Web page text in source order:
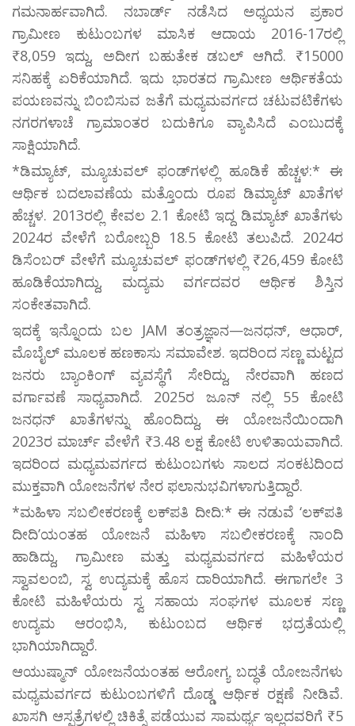
ಗಮನಾರ್ಹವಾಗಿದೆ. ನಬಾರ್ಡ್ ನಡೆಸಿದ ಅಧ್ಯಯನ ಪ್ರಕಾರ
ಗ್ರಾಮೀಣ ಕುಟುಂಬಗಳ ಮಾಸಿಕ ಆದಾಯ 2016-17ರಲ್ಲಿ
₹8,059 ಇದ್ದು, ಅದೀಗ ಬಹುತೇಕ ಡಬಲ್‌ ಆಗಿದೆ. ₹15000
ಸನಿಹಕ್ಕೆ ಏರಿಕೆಯಾಗಿದೆ. ಇದು ಭಾರತದ ಗ್ರಾಮೀಣ ಆರ್ಥಿಕತೆಯ
ಪಯಣವನ್ನು ಬಿಂಬಿಸುವ ಜತೆಗೆ ಮಧ್ಯಮವರ್ಗದ ಚಟುವಟಿಕೆಗಳು
ನಗರಗಳಾಚೆ ಗ್ರಾಮಾಂತರ ಬದುಕಿಗೂ ವ್ಯಾಪಿಸಿದೆ ಎಂಬುದಕ್ಕೆ
ಸಾಕ್ಷಿಯಾಗಿದೆ.
*ಡಿಮ್ಯಾಟ್, ಮ್ಯೂಚುವಲ್ ಫಂಡ್‌ಗಳಲ್ಲಿ ಹೂಡಿಕೆ ಹೆಚ್ಚಳ:* ಈ
ಆರ್ಥಿಕ ಬದಲಾವಣೆಯ ಮತ್ತೊಂದು ರೂಪ ಡಿಮ್ಯಾಟ್ ಖಾತೆಗಳ
ಹೆಚ್ಚಳ. 2013ರಲ್ಲಿ ಕೇವಲ 2.1 ಕೋಟಿ ಇದ್ದ ಡಿಮ್ಯಾಟ್ ಖಾತೆಗಳು
2024ರ ವೇಳೆಗೆ ಬರೋಬ್ಬರಿ 18.5 ಕೋಟಿ ತಲುಪಿದೆ. 2024ರ
ಡಿಸೆಂಬರ್ ವೇಳೆಗೆ ಮ್ಯೂಚುವಲ್ ಫಂಡ್‌ಗಳಲ್ಲಿ ₹26,459 ಕೋಟಿ
ಹೂಡಿಕೆಯಾಗಿದ್ದು, ಮದ್ಯಮ ವರ್ಗದವರ ಆರ್ಥಿಕ ಶಿಸ್ತಿನ
ಸಂಕೇತವಾಗಿದೆ.
ಇದಕ್ಕೆ ಇನ್ನೊಂದು ಬಲ JAM ತಂತ್ರಜ್ಞಾನ—ಜನಧನ್, ಆಧಾರ್,
ಮೊಬೈಲ್ ಮೂಲಕ ಹಣಕಾಸು ಸಮಾವೇಶ. ಇದರಿಂದ ಸಣ್ಣ ಮಟ್ಟದ
ಜನರು ಬ್ಯಾಂಕಿಂಗ್ ವ್ಯವಸ್ಥೆಗೆ ಸೇರಿದ್ದು, ನೇರವಾಗಿ ಹಣದ
ವರ್ಗಾವಣೆ ಸಾಧ್ಯವಾಗಿದೆ. 2025ರ ಜೂನ್ ನಲ್ಲಿ 55 ಕೋಟಿ
ಜನಧನ್ ಖಾತೆಗಳನ್ನು ಹೊಂದಿದ್ದು, ಈ ಯೋಜನೆಯಿಂದಾಗಿ
2023ರ ಮಾರ್ಚ್ ವೇಳೆಗೆ ₹3.48 ಲಕ್ಷ ಕೋಟಿ ಉಳಿತಾಯವಾಗಿದೆ.
ಇದರಿಂದ ಮಧ್ಯಮವರ್ಗದ ಕುಟುಂಬಗಳು ಸಾಲದ ಸಂಕಟದಿಂದ
ಮುಕ್ತವಾಗಿ ಯೋಜನೆಗಳ ನೇರ ಫಲಾನುಭವಿಗಳಾಗುತ್ತಿದ್ದಾರೆ.
*ಮಹಿಳಾ ಸಬಲೀಕರಣಕ್ಕೆ ಲಕ್‌ಪತಿ ದೀದಿ:* ಈ ನಡುವೆ ‘ಲಕ್‌ಪತಿ
ದೀದಿ’ಯಂತಹ ಯೋಜನೆ ಮಹಿಳಾ ಸಬಲೀಕರಣಕ್ಕೆ ನಾಂದಿ
ಹಾಡಿದ್ದು, ಗ್ರಾಮೀಣ ಮತ್ತು ಮಧ್ಯಮವರ್ಗದ ಮಹಿಳೆಯರ
ಸ್ವಾವಲಂಬಿ, ಸ್ವ ಉದ್ಯಮಕ್ಕೆ ಹೊಸ ದಾರಿಯಾಗಿದೆ. ಈಗಾಗಲೇ 3
ಕೋಟಿ ಮಹಿಳೆಯರು ಸ್ವ ಸಹಾಯ ಸಂಘಗಳ ಮೂಲಕ ಸಣ್ಣ
ಉದ್ಯಮ ಆರಂಭಿಸಿ, ಕುಟುಂಬದ ಆರ್ಥಿಕ ಭದ್ರತೆಯಲ್ಲಿ
ಭಾಗಿಯಾಗಿದ್ದಾರೆ.
ಆಯುಷ್ಮಾನ್ ಯೋಜನೆಯಂತಹ ಆರೋಗ್ಯ ಬದ್ಧತೆ ಯೋಜನೆಗಳು
ಮಧ್ಯಮವರ್ಗದ ಕುಟುಂಬಗಳಿಗೆ ದೊಡ್ಡ ಆರ್ಥಿಕ ರಕ್ಷಣೆ ನೀಡಿವೆ.
ಖಾಸಗಿ ಆಸ್ಪತ್ರೆಗಳಲ್ಲಿ ಚಿಕಿತ್ಸೆ ಪಡೆಯುವ ಸಾಮರ್ಥ್ಯ ಇಲ್ಲದವರಿಗೆ ₹5